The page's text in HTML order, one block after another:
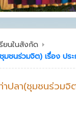
ยนในสังกัด
มชนร่วมจิต) เรื่อง ป
าปลา(ชุมชนร่ว